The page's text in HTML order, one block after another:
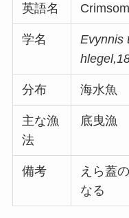
英語名
学名
Evynnis
分布 海水魚
主な漁
法
底曳漁
備考
えら蓋
なる